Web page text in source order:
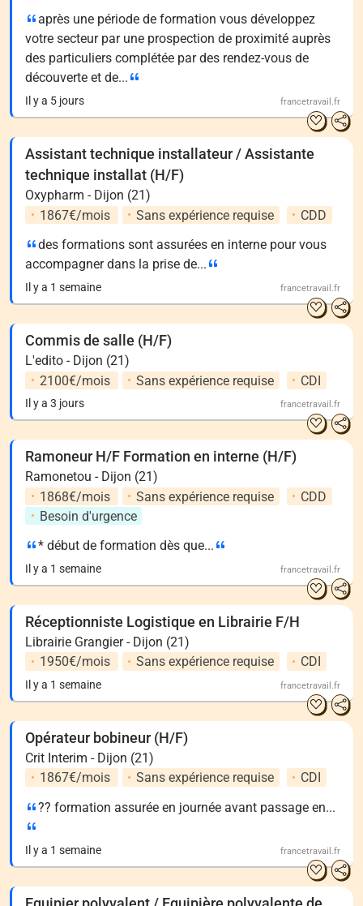
après une période de formation vous développez
votre secteur par une prospection de proximité auprès
des particuliers complétée par des rendez-vous de
découverte et de...
Il y a 5 jours francetravail.fr
Assistant technique installateur / Assistante
technique installat (H/F)
Oxypharm - Dijon (21)
1867€/mois
Sans expérience requise
CDD
des formations sont assurées en interne pour vous
accompagner dans la prise de...
Il y a 1 semaine francetravail.fr
Commis de salle (H/F)
L'edito - Dijon (21)
2100€/mois
Sans expérience requise CDI
Il y a 3 jours francetravail.fr
Ramoneur H/F Formation en interne (H/F)
Ramonetou - Dijon (21)
1868€/mois
Sans expérience requise
CDD
Besoin d'urgence
* début de formation dès que...
Il y a 1 semaine francetravail.fr
Réceptionniste Logistique en Librairie F/H
Librairie Grangier - Dijon (21)
1950€/mois
Sans expérience requise CDI
Il y a 1 semaine francetravail.fr
Opérateur bobineur (H/F)
Crit Interim - Dijon (21)
1867€/mois
Sans expérience requise
CDI
?? formation assurée en journée avant passage en...
Il y a 1 semaine francetravail.fr